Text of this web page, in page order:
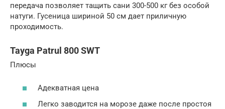
передача позволяет тащить сани 300-500 кг без особой
натуги. Гусеница шириной 50 см дает приличную
проходимость.
Tayga Patrul 800 SWT
Плюсы
Адекватная цена
Легко заводится на морозе даже после простоя